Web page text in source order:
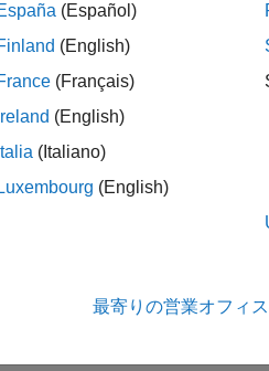
Development Representative
Sales Development
JP-Tokyo| インサイド セールス |
At MathWorks, you'll help shape
first six months.
1- 1 /1
(Español)
(English)
(Français)
Ireland (English)
Italia (Italiano)
Luxembourg (English)
最寄りの営業オフィ